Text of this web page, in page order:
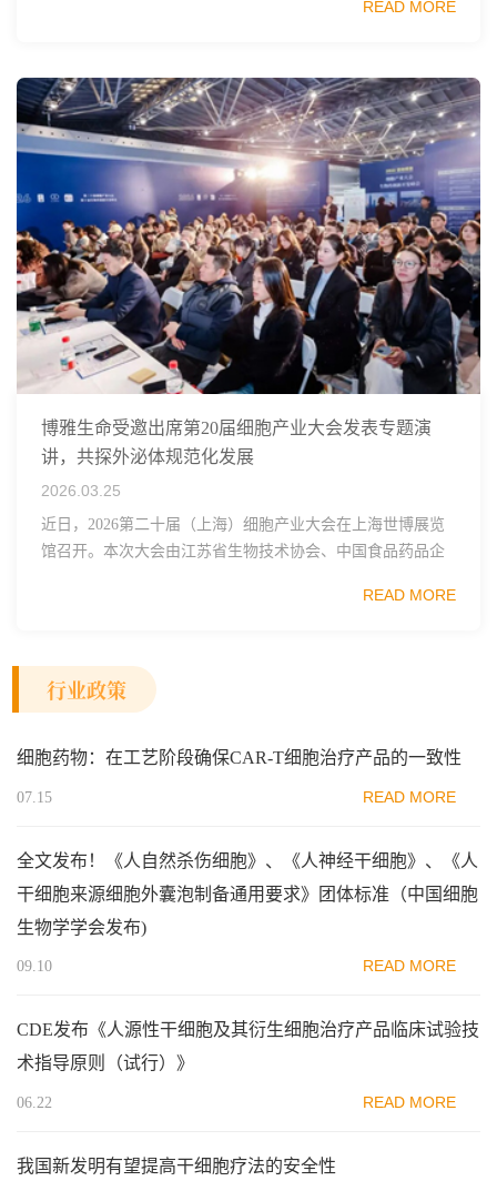
READ MORE
博雅生命受邀出席第20届细胞产业大会发表专题演
讲，共探外泌体规范化发展
2026.03.25
近日，2026第二十届（上海）细胞产业大会在上海世博展览
馆召开。本次大会由江苏省生物技术协会、中国食品药品企
范区生物医药行业协会、瑞士日内瓦长寿科学...
READ MORE
行业政策
细胞药物：在工艺阶段确保CAR-T细胞治疗产品的一致性
07.15 READ MORE
全文发布！《人自然杀伤细胞》、《人神经干细胞》、《人
干细胞来源细胞外囊泡制备通用要求》团体标准（中国细胞
生物学学会发布)
09.10 READ MORE
CDE发布《人源性干细胞及其衍生细胞治疗产品临床试验技
术指导原则（试行）》
06.22 READ MORE
我国新发明有望提高干细胞疗法的安全性